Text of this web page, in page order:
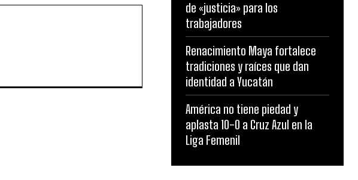
de «justicia» para los
trabajadores
Renacimiento Maya fortalece
tradiciones y raíces que dan
identidad a Yucatán
América no tiene piedad y
aplasta 10-0 a Cruz Azul en la
Liga Femenil